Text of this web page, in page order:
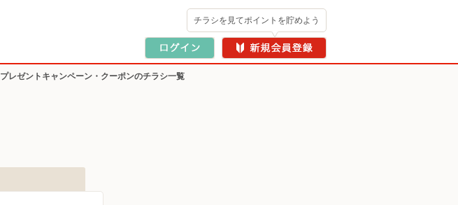
チラシを見てポイントを貯めよう
プレゼントキャンペーン・クーポンのチラシ一覧